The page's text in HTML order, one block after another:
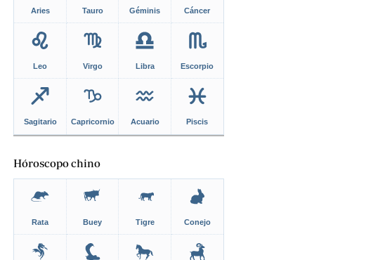
Aries Tauro Géminis Cáncer
Leo Virgo Libra Escorpio
Sagitario Capricornio Acuario Piscis
Hóroscopo chino
Rata Buey Tigre Conejo